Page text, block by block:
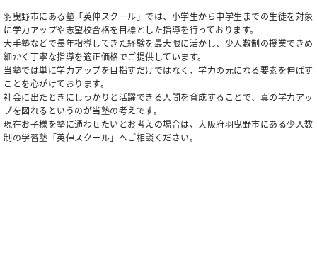
羽曳野市にある塾「英伸スクール」では、小学生から中学生までの生徒を対象
に学力アップや志望校合格を目標とした指導を行っております。
大手塾などで長年指導してきた経験を最大限に活かし、少人数制の授業できめ
細かく丁寧な指導を適正価格でご提供しています。
当塾では単に学力アップを目指すだけではなく、学力の元になる要素を伸ばす
ことを心がけております。
社会に出たときにしっかりと活躍できる人間を育成することで、真の学力アッ
プを図れるというのが当塾の考えです。
現在お子様を塾に通わせたいとお考えの場合は、大阪府羽曳野市にある少人数
制の学習塾「英伸スクール」へご相談ください。